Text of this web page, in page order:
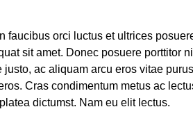
orci luctus et ultrices
sit amet. Donec posuere porttitor
ac aliquam arcu eros vitae
Cras condimentum metus ac
dictumst. Nam eu elit lectus.